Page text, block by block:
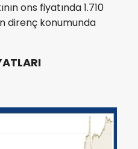
ons fiyatında 1.710
direnç konumunda